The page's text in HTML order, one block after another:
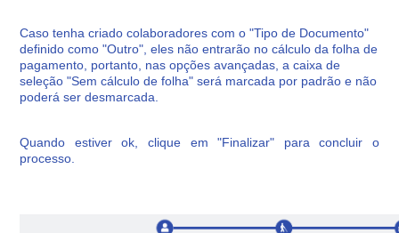
Caso tenha criado colaboradores com o "Tipo de Documento"
definido como "Outro", eles não entrarão no cálculo da folha de
pagamento, portanto, nas opções avançadas, a caixa de
seleção "Sem cálculo de folha" será marcada por padrão e não
poderá ser desmarcada.
Quando estiver ok, clique em "Finalizar" para concluir o
processo.